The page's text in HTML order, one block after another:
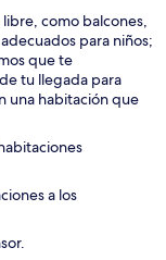
como balcones,
para niños;
que te
tu llegada para
una habitación que
a los